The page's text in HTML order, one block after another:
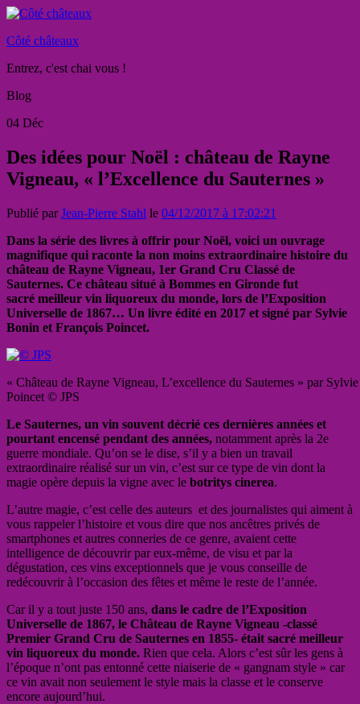
Côté châteaux
Entrez, c'est chai vous !
Blog
04 Déc
Des idées pour Noël : château de Rayne
Vigneau, « l’Excellence du Sauternes »
Publié parJean-Pierre Stahl le 04/12/2017 à 17:02:21
Dans la série des livres à offrir pour Noël, voici un ouvrage
magnifique qui raconte la non moins extraordinaire histoire du
château de Rayne Vigneau, 1er Grand Cru Classé de
Sauternes. Ce château situé à Bommes en Gironde fut
sacré meilleur vin liquoreux du monde, lors de l’Exposition
Universelle de 1867… Un livre édité en 2017 et signé par Sylvie
Bonin et François Poincet.
« Château de Rayne Vigneau, L’excellence du Sauternes » par
Poincet © JPS
Le Sauternes, un vin souvent décrié ces dernières années et
pourtant encensé pendant des années, notamment après la 2e
guerre mondiale. Qu’on se le dise, s’il y a bien un travail
extraordinaire réalisé sur un vin, c’est sur ce type de vin dont la
magie opère depuis la vigne avec le botritys cinerea.
L’autre magie, c’est celle des auteurs et des journalistes qui aiment à
vous rappeler l’histoire et vous dire que nos ancêtres privés de
smartphones et autres conneries de ce genre, avaient cette
intelligence de découvrir par eux-même, de visu et par la
dégustation, ces vins exceptionnels que je vous conseille de
redécouvrir à l’occasion des fêtes et même le reste de l’année.
Car il y a tout juste 150 ans, dans le cadre de l’Exposition
Universelle de 1867, le Château de Rayne Vigneau -classé
Premier Grand Cru de Sauternes en 1855- était sacré meilleur
vin liquoreux du monde. Rien que cela. Alors c’est sûr les gens à
l’époque n’ont pas entonné cette niaiserie de « gangnam style » car
ce vin avait non seulement le style mais la classe et le conserve
encore aujourd’hui.